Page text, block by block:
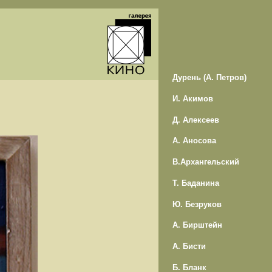
Дурень (А. Петров)
И. Акимов
Д. Алексеев
А. Аносова
В.Архангельский
Т. Баданина
Ю. Безруков
А. Бирштейн
А. Бисти
Б. Бланк